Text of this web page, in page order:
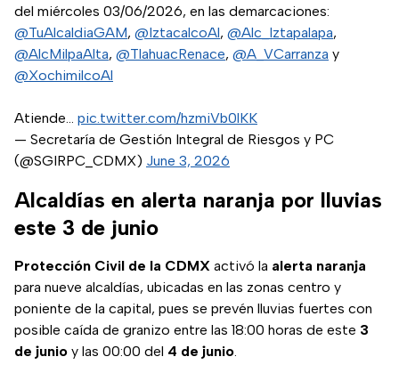
del miércoles 03/06/2026, en las demarcaciones:
@TuAlcaldiaGAM, @IztacalcoAl, @Alc_Iztapalapa,
@AlcMilpaAlta, @TlahuacRenace, @A_VCarranza y
@XochimilcoAl
Atiende… pic.twitter.com/hzmiVb0lKK
— Secretaría de Gestión Integral de Riesgos y PC
(@SGIRPC_CDMX) June 3, 2026
Alcaldías en alerta naranja por lluvias
este 3 de junio
Protección Civil de la CDMX activó la alerta naranja
para nueve alcaldías, ubicadas en las zonas centro y
poniente de la capital, pues se prevén lluvias fuertes con
posible caída de granizo entre las 18:00 horas de este 3
de junio y las 00:00 del 4 de junio.